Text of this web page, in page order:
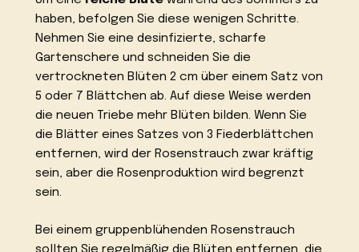
haben, befolgen Sie diese wenigen Schritte.
Nehmen Sie eine desinfizierte, scharfe
Gartenschere und schneiden Sie die
vertrockneten Blüten 2 cm über einem Satz von
5 oder 7 Blättchen ab. Auf diese Weise werden
die neuen Triebe mehr Blüten bilden. Wenn Sie
die Blätter eines Satzes von 3 Fiederblättchen
entfernen, wird der Rosenstrauch zwar kräftig
sein, aber die Rosenproduktion wird begrenzt
sein.
Bei einem gruppenblühenden Rosenstrauch
sollten Sie regelmäßig die Blüten entfernen, die